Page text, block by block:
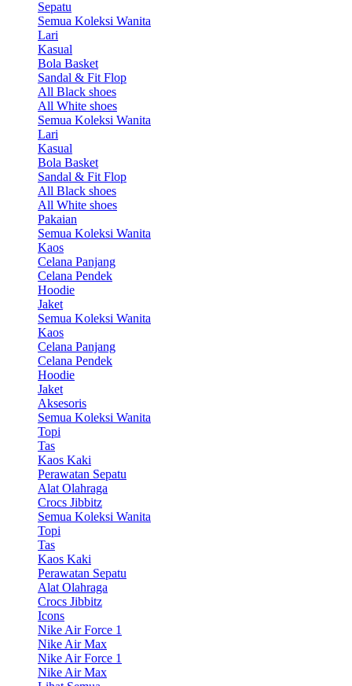
Sepatu
Semua Koleksi Wanita
Lari
Kasual
Bola Basket
Sandal & Fit Flop
All Black shoes
All White shoes
Semua Koleksi Wanita
Lari
Kasual
Bola Basket
Sandal & Fit Flop
All Black shoes
All White shoes
Pakaian
Semua Koleksi Wanita
Kaos
Celana Panjang
Celana Pendek
Hoodie
Jaket
Semua Koleksi Wanita
Kaos
Celana Panjang
Celana Pendek
Hoodie
Jaket
Aksesoris
Semua Koleksi Wanita
Topi
Tas
Kaos Kaki
Perawatan Sepatu
Alat Olahraga
Crocs Jibbitz
Semua Koleksi Wanita
Topi
Tas
Kaos Kaki
Perawatan Sepatu
Alat Olahraga
Crocs Jibbitz
Icons
Nike Air Force 1
Nike Air Max
Nike Air Force 1
Nike Air Max